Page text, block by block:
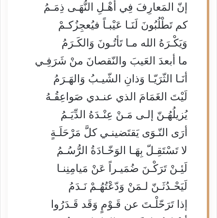
إنّ المَعارِفَ فِي أهْـلِ النُّهَـى ذِمَـمُ
كم تَطْلُبُونَ لَنَـا عَيْبـاً فيُعجِزُكـمْ
وَيَكْـرَهُ الله مـا تَأتُـونَ وَالكَـرَمُ
ما أبعدَ العَيبَ والنّقصانَ منْ شَرَفِـي
أنَـا الثّرَيّـا وَذانِ الشّيـبُ وَالهَـرَمُ
لَيْتَ الغَمَامَ الذي عنـدي صَواعِقُـهُ
يُزيلُهُـنّ إلـى مَـنْ عِنْـدَهُ الدِّيَـمُ
أرَى النّـوَى يَقتَضينـي كلَّ مَرْحَلَـةٍ
لا تَسْتَقِـلّ بِهَـا الوَخّـادَةُ الرُّسُـمُ
لَئِـنْ تَرَكْـنَ ضُمَيـراً عَنْ مَيامِنِنـا
لَيَحْـدُثَـنّ لـمَنْ وَدّعْتُهُـمْ نَـدَمُ
إذا تَرَحّلْـتَ عن قَـوْمٍ وَقَد قَـدَرُوا